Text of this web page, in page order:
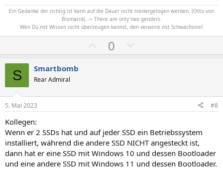
Ein Gedanke der richtig ist kann auf die Dauer nicht niedergelogen werden. (Otto von
Bismarck). -> There are only two genders.
Wen Du mit Wissen nicht überzeugen kannst, den verwirre mit Schwachsinn!
o
t
v
e
S
t
i
0
e
t
v
e
S
t
i
S Smartbomb
Rear Admiral
5. Mai 2023 #8
Kollegen:
Wenn er 2 SSDs hat und auf jeder SSD ein Betriebssystem
installiert, während die andere SSD NICHT angesteckt ist,
dann hat er eine SSD mit Windows 10 und dessen Bootloader
und eine andere SSD mit Windows 11 und dessen Bootloader.